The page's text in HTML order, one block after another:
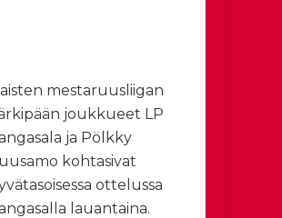
mestaruusliigan
joukkueet LP
ja Pölkky
kohtasivat
ottelussa
lauantaina.